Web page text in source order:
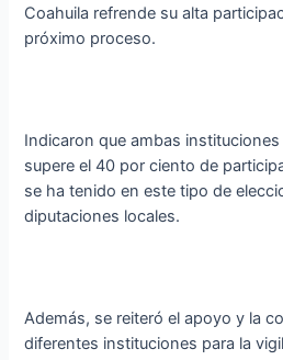
Coahuila refrende su alta
próximo proceso.
Indicaron que ambas
supere el 40 por ciento de
se ha tenido en este tipo de
diputaciones locales.
Además, se reiteró el apoyo y la
diferentes instituciones para la